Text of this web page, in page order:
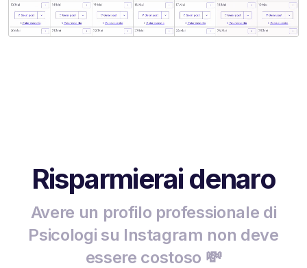
Risparmierai denaro
Avere un profilo professionale di
Psicologi su Instagram non deve
essere costoso 💸